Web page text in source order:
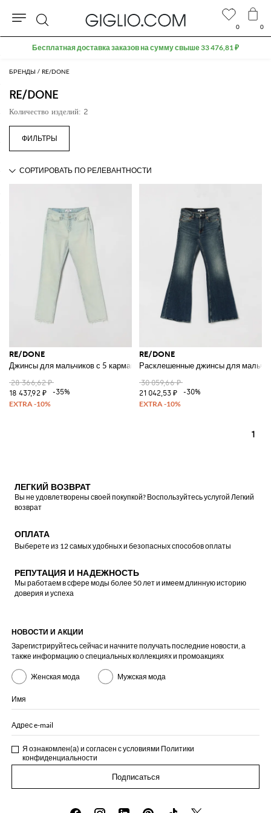
БРЕНДЫ RE/DONE
RE/DONE
Количество изделий: 2
RE/DONE
Джинсы для мальчиков с 5 карманами и зауженным кроем из
28 366,62 ₽
18 437,92 ₽
-35%
RE/DONE
Расклешенные джинсы для
30 059,66 ₽
21 042,53 ₽
-30%
1
0 0
Поиск
Бесплатная доставка заказов на сумму свыше 33 476,81 ₽
ЛЕГКИЙ ВОЗВРАТ
Вы не удовлетворены своей покупкой? Воспользуйтесь услугой Легкий
возврат
ОПЛАТА
Выберете из 12 самых удобных и безопасных способов оплаты
РЕПУТАЦИЯ И НАДЕЖНОСТЬ
Мы работаем в сфере моды более 50 лет и имеем длинную историю
доверия и успеха
НОВОСТИ И АКЦИИ
Зарегистрируйтесь сейчас и начните получать последние новости, а
также информацию о специальных коллекциях и промоакциях
Женская мода Мужская мода
Имя
Адрес e-mail
Я ознакомлен(а) и согласен с условиями Политики
конфиденциальности
Подписаться